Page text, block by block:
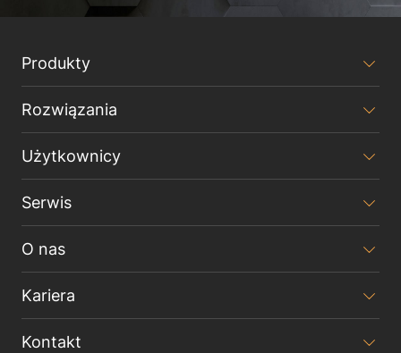
Produkty
Rozwiązania
Użytkownicy
Serwis
O nas
Kariera
Kontakt